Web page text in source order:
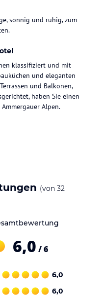
sonnig und ruhig, zum
klassifiziert und mit
und eleganten
und Balkonen,
haben Sie einen
Alpen.
mit einem
HolidayCheck. Bitte
(von 32
6,0 / 6
6,0
6,0